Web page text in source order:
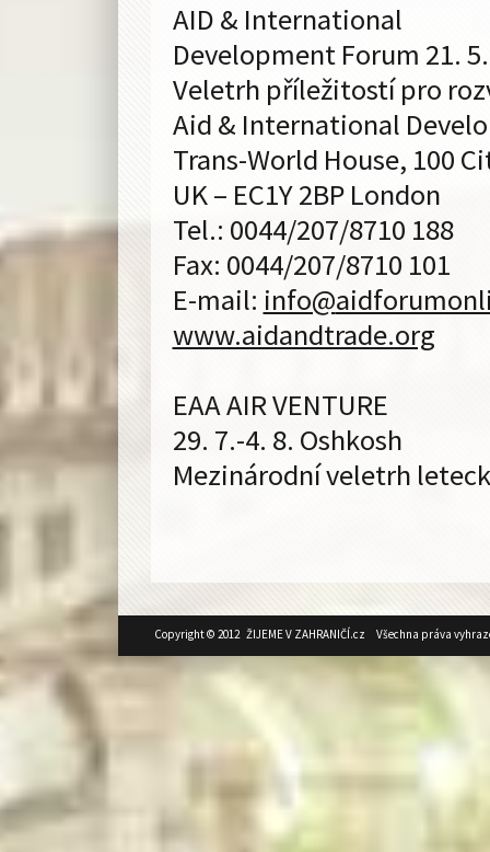
AID & International
Development Forum 21.
Veletrh příležitostí pro
Aid & International
Trans-World House, 100
UK – EC1Y 2BP London
Tel.: 0044/207/8710 188
Fax: 0044/207/8710 101
E-mail: info@
www.aidandtrade.org
EAA AIR VENTURE
29. 7.-4. 8. Oshkosh
Mezinárodní veletrh
Copyright © 2012 ŽIJEME V ZAHRANIČÍ.cz Všechna práva